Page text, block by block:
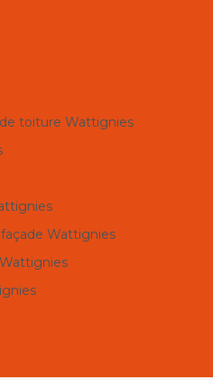
toiture Wattignies
Wattignies